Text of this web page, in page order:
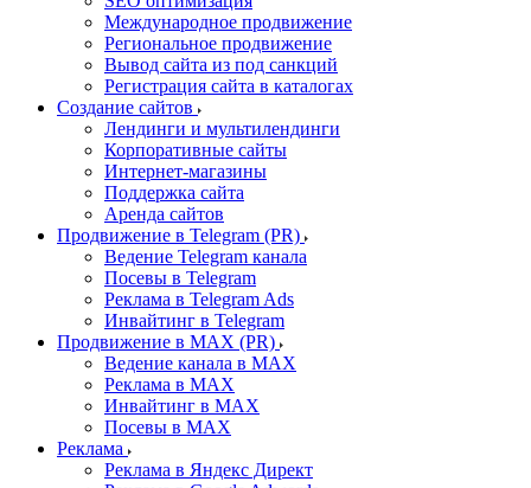
Международное продвижение
Региональное продвижение
Вывод сайта из под санкций
Регистрация сайта в каталогах
Создание сайтов
Лендинги и мультилендинги
Корпоративные сайты
Интернет-магазины
Поддержка сайта
Аренда сайтов
Продвижение в Telegram (PR)
Ведение Telegram канала
Посевы в Telegram
Реклама в Telegram Ads
Инвайтинг в Telegram
Продвижение в MAX (PR)
Ведение канала в MAX
Реклама в MAX
Инвайтинг в MAX
Посевы в MAX
Реклама
Реклама в Яндекс Директ